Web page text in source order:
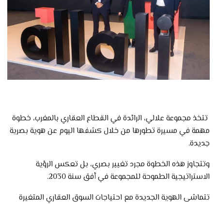
تتخذ مجموعة علالي، الرائدة في القطاع العقاري بالمغرب، خطوة
مهمة في مسيرة تطورها من خلال كشفها اليوم عن هوية بصرية
جديدة.
وتتجاوز هذه الخطوة مجرد تغيير بصري، بل تعكس الرؤية
الاستراتيجية الطموحة للمجموعة في أفق سنة 2030.
تتماشى الهوية الجديدة مع احتياجات السوق العقاري المتغيرة